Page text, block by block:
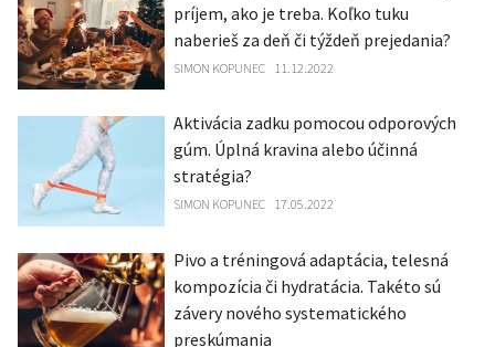
príjem, ako je treba. Koľko tuku
naberieš za deň či týždeň prejedania?
SIMON KOPUNEC 11.12.2022
Aktivácia zadku pomocou odporových
gúm. Úplná kravina alebo účinná
stratégia?
SIMON KOPUNEC 17.05.2022
Pivo a tréningová adaptácia, telesná
kompozícia či hydratácia. Takéto sú
závery nového systematického
preskúmania